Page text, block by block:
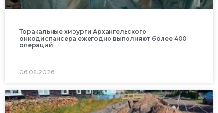
Торакальные хирурги Архангельского
онкодиспансера ежегодно выполняют более 400
операций
06.08.2026